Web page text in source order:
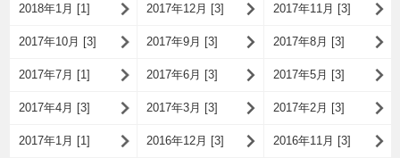
2018年1月 [1] 2017年12月 [3] 2017年11月 [3]
2017年10月 [3] 2017年9月 [3] 2017年8月 [3]
2017年7月 [1] 2017年6月 [3] 2017年5月 [3]
2017年4月 [3] 2017年3月 [3] 2017年2月 [3]
2017年1月 [1] 2016年12月 [3] 2016年11月 [3]